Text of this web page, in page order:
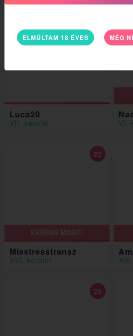
Luca20
VII. kerület VI.
KERESS MOST!
Misstresstransz
XVI. kerület
22
23
ELMÚLTAM 18 ÉVES MÉG